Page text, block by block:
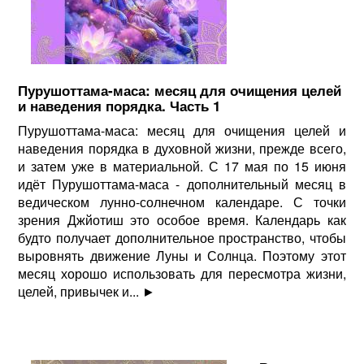
Пурушоттама-маса: месяц для очищения целей
и наведения порядка. Часть 1
Пурушоттама-маса: месяц для очищения целей и
наведения порядка в духовной жизни, прежде всего,
и затем уже в материальной. С 17 мая по 15 июня
идёт Пурушоттама-маса - дополнительный месяц в
ведическом лунно-солнечном календаре. С точки
зрения Джйотиш это особое время. Календарь как
будто получает дополнительное пространство, чтобы
выровнять движение Луны и Солнца. Поэтому этот
месяц хорошо использовать для пересмотра жизни,
целей, привычек и... ►